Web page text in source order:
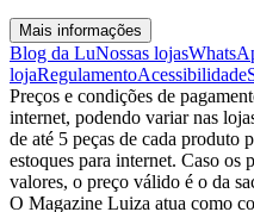
Mais informações
Blog da LuNossas lojas
lojaRegulamentoAcessibilidade
Preços e condições de
internet, podendo variar nas
de até 5 peças de cada produto
estoques para internet. Caso os
valores, o preço válido é o da
O Magazine Luiza atua como